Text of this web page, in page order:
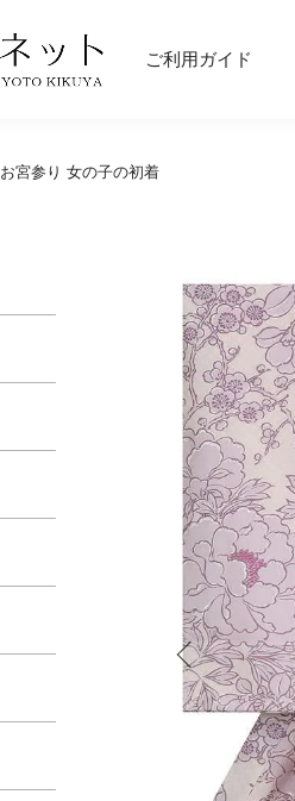
ご利用ガイド
お宮参り 女の子の初着